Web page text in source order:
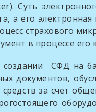
Суть
а его
страхового
в процессе его
СФД на базе
документов,
за счет